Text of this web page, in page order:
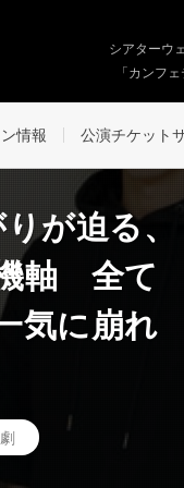
シアターウ
「カンフ
情報 公演チケット
が迫る、
軸 全て
気に崩れ